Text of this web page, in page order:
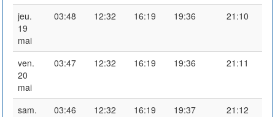
jeu.
19
mai
03:48 12:32 16:19 19:36 21:10
ven.
20
mai
03:47 12:32 16:19 19:36 21:11
sam.
03:46 12:32 16:19 19:37 21:12